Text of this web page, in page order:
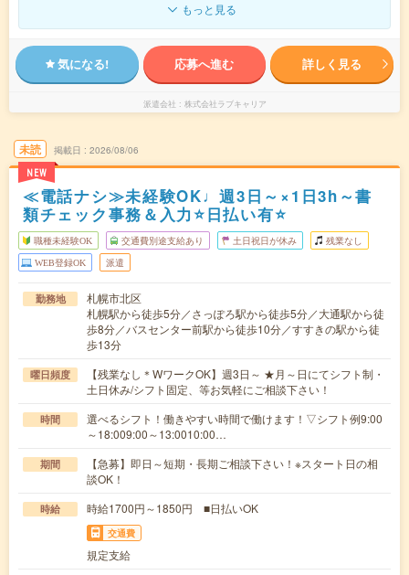
もっと見る
気になる! 応募へ進む 詳しく見る
派遣会社 株式会社ラブキャリア
未読
NEW
掲載日 2026/08/06
≪電話ナシ≫未経験OK♩週3日～×1日3h～書
類チェック事務＆入力⭐日払い有⭐
職種未経験OK 交通費別途支給あり 土日祝日が休み 残業なし
WEB登録OK 派遣
勤務地
札幌市北区
札幌駅から徒歩5分／さっぽろ駅から徒歩5分／大通駅から徒
歩8分／バスセンター前駅から徒歩10分／すすきの駅から徒
歩13分
曜日頻度
【残業なし＊WワークOK】週3日～ ★月～日にてシフト制・
土日休み/シフト固定、等お気軽にご相談下さい！
時間
選べるシフト！働きやすい時間で働けます！▽シフト例9:00
～18:009:00～13:0010:00…
期間
【急募】即日～短期・長期ご相談下さい！※スタート日の相
談OK！
時給 時給1700円～1850円 ■日払いOK
交通費
規定支給